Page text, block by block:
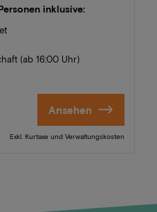
inklusive:
(ab 16:00 Uhr)
Ansehen
Exkl. Kurtaxe und Verwaltungskosten